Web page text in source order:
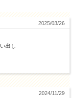
2025/03/26
出し
2024/11/29